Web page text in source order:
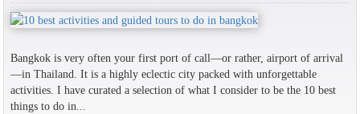
Bangkok is very often your first port of call—or rather, airport of arrival
—in Thailand. It is a highly eclectic city packed with unforgettable
activities. I have curated a selection of what I consider to be the 10 best
things to do in...